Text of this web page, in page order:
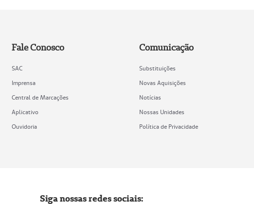
Fale Conosco
SAC
Imprensa
Central de Marcações
Aplicativo
Ouvidoria
Comunicação
Substituições
Novas Aquisições
Notícias
Nossas Unidades
Política de Privacidade
Siga nossas redes sociais: